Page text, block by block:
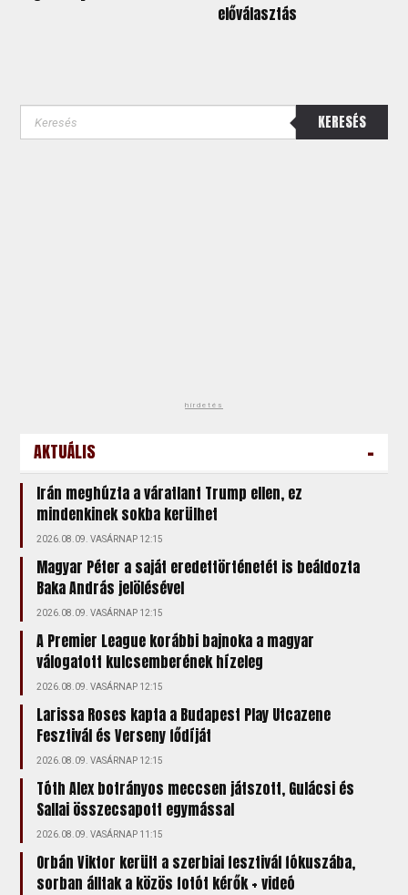
előválasztás
KERESÉS
hirdetés
AKTUÁLIS -
Irán meghúzta a váratlant Trump ellen, ez
mindenkinek sokba kerülhet
2026.08.09. VASÁRNAP 12:15
Magyar Péter a saját eredettörténetét is beáldozta
Baka András jelölésével
2026.08.09. VASÁRNAP 12:15
A Premier League korábbi bajnoka a magyar
válogatott kulcsemberének hízeleg
2026.08.09. VASÁRNAP 12:15
Larissa Roses kapta a Budapest Play Utcazene
Fesztivál és Verseny fődíját
2026.08.09. VASÁRNAP 12:15
Tóth Alex botrányos meccsen játszott, Gulácsi és
Sallai összecsapott egymással
2026.08.09. VASÁRNAP 11:15
Orbán Viktor került a szerbiai fesztivál fókuszába,
sorban álltak a közös fotót kérők + videó